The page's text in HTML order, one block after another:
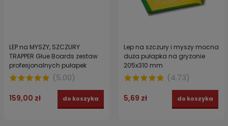
LEP na MYSZY, SZCZURY
TRAPPER Glue Boards zestaw
profesjonalnych pułapek
lepowych 12 szt(5.00)
159,00 zł do koszyka
Lep na szczury i myszy mocna
duża pułapka na gryzonie
205x310 mm
(4.73)
5,69 zł do koszyka